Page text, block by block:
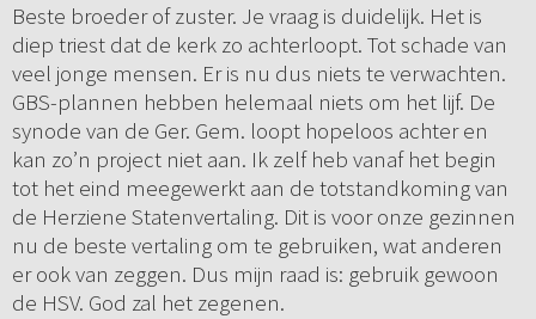
Beste broeder of zuster. Je vraag is duidelijk. Het is
diep triest dat de kerk zo achterloopt. Tot schade van
veel jonge mensen. Er is nu dus niets te verwachten.
GBS-plannen hebben helemaal niets om het lijf. De
synode van de Ger. Gem. loopt hopeloos achter en
kan zo’n project niet aan. Ik zelf heb vanaf het begin
tot het eind meegewerkt aan de totstandkoming van
de Herziene Statenvertaling. Dit is voor onze gezinnen
nu de beste vertaling om te gebruiken, wat anderen
er ook van zeggen. Dus mijn raad is: gebruik gewoon
de HSV. God zal het zegenen.